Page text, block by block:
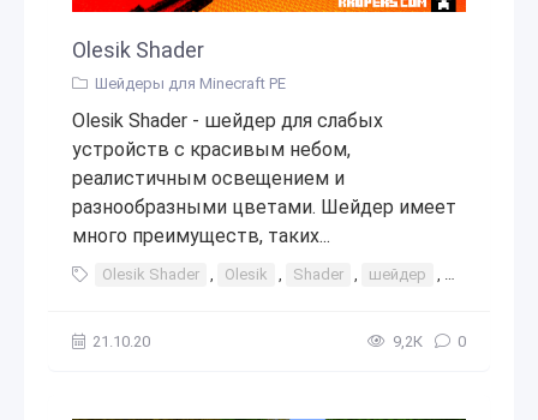
Olesik Shader
Шейдеры для Minecraft PE
Olesik Shader - шейдер для слабых
устройств с красивым небом,
реалистичным освещением и
разнообразными цветами. Шейдер имеет
много преимуществ, таких...
Olesik Shader , Olesik , Shader , шейдер , шейдеры
21.10.20 9,2К 0